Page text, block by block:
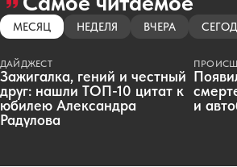
МЕСЯЦ НЕДЕЛЯ ВЧЕРА
ДАЙДЖЕСТ
Зажигалка, гений и честный
друг: нашли ТОП-10 цитат к
юбилею Александра
Радулова
и